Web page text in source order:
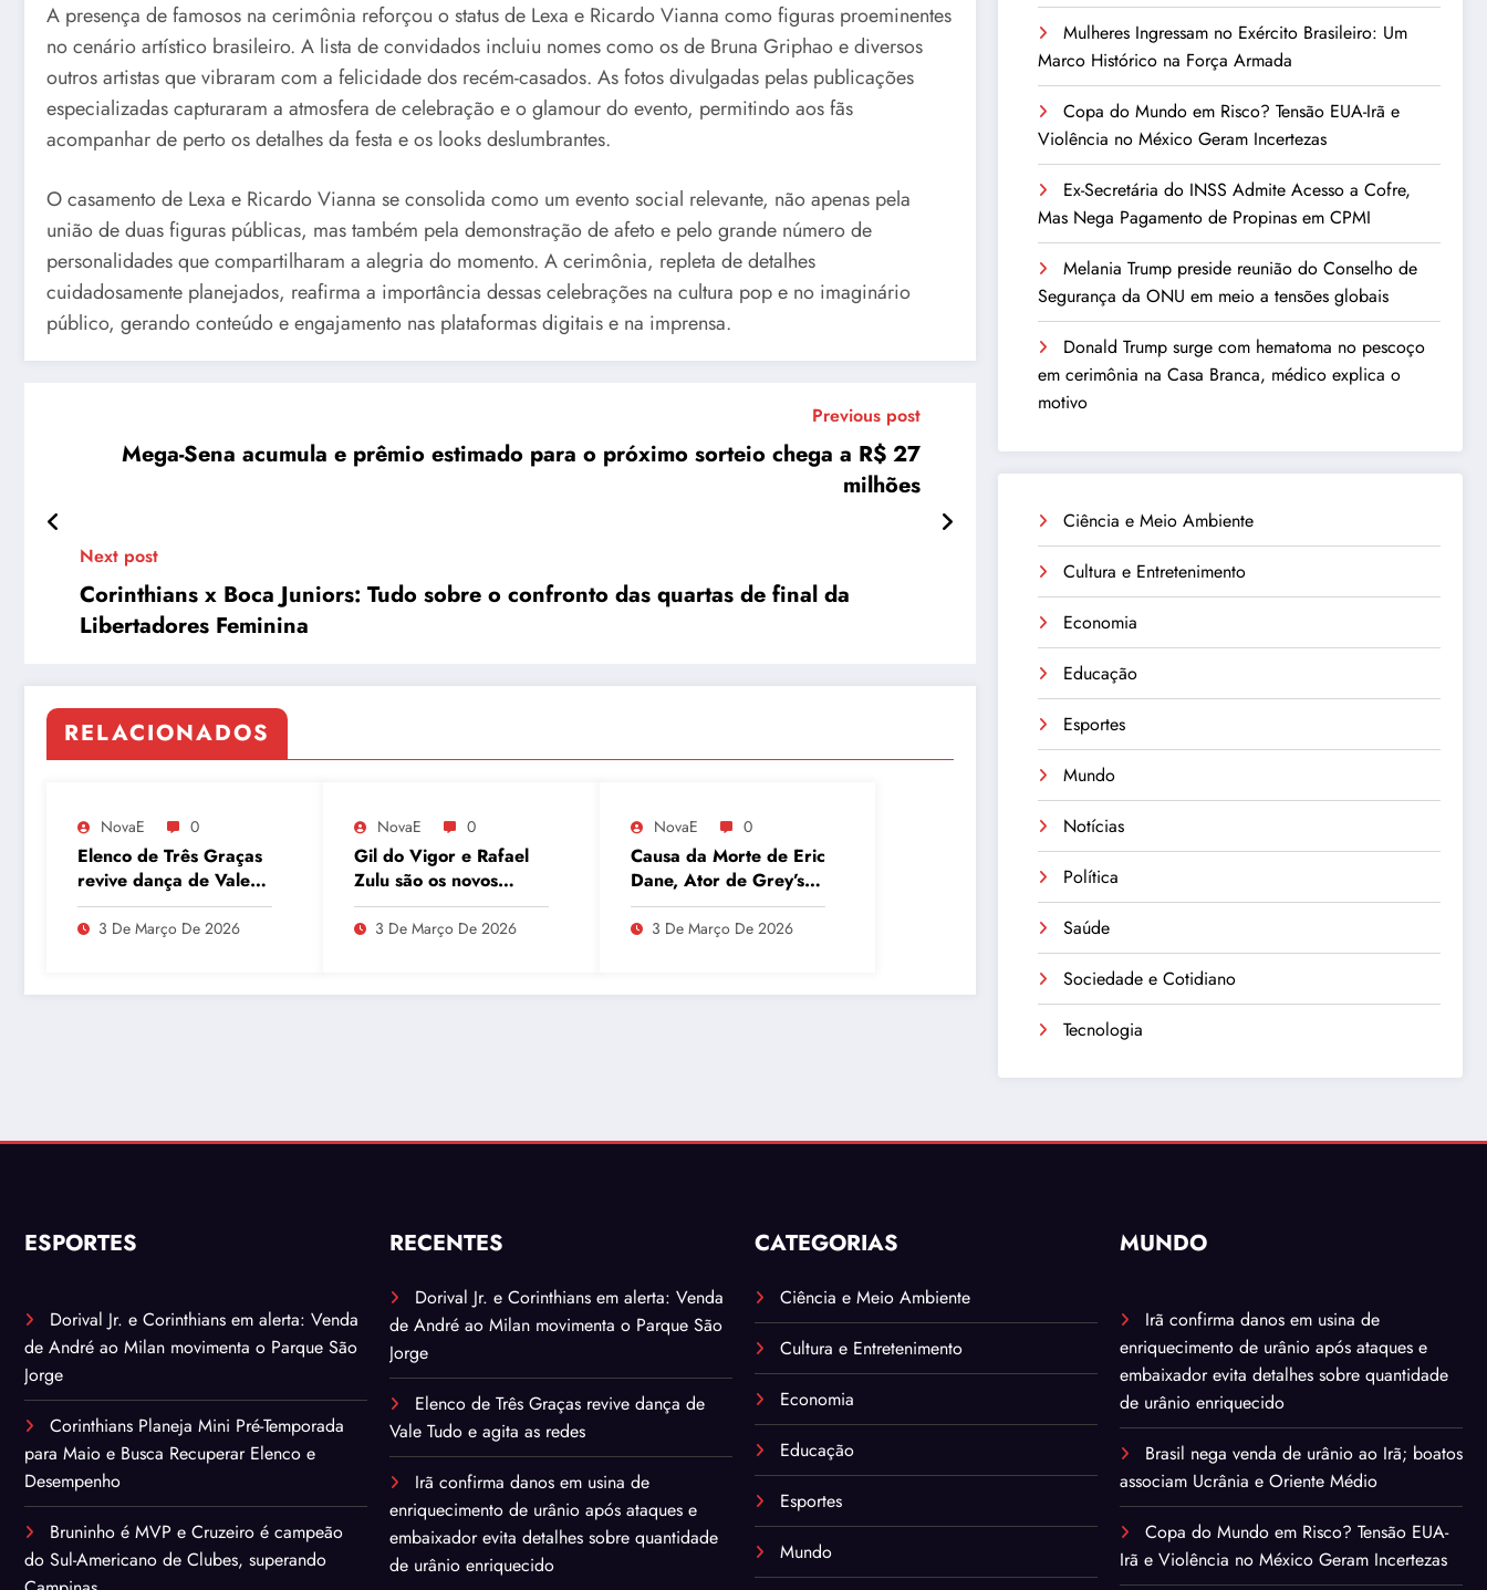
A presença de famosos na cerimônia reforçou o status de Lexa e Ricardo Vianna como figuras proeminentes
no cenário artístico brasileiro. A lista de convidados incluiu nomes como os de Bruna Griphao e diversos
outros artistas que vibraram com a felicidade dos recém-casados. As fotos divulgadas pelas publicações
especializadas capturaram a atmosfera de celebração e o glamour do evento, permitindo aos fãs
acompanhar de perto os detalhes da festa e os looks deslumbrantes.
O casamento de Lexa e Ricardo Vianna se consolida como um evento social relevante, não apenas pela
união de duas figuras públicas, mas também pela demonstração de afeto e pelo grande número de
personalidades que compartilharam a alegria do momento. A cerimônia, repleta de detalhes
cuidadosamente planejados, reafirma a importância dessas celebrações na cultura pop e no imaginário
público, gerando conteúdo e engajamento nas plataformas digitais e na imprensa.
Previous post
Mega-Sena acumula e prêmio estimado para o próximo sorteio chega a R$ 27
milhões
Next post
Corinthians x Boca Juniors: Tudo sobre o confronto das quartas de final da
Libertadores Feminina
RELACIONADOS
NovaE 0
Elenco de Três Graças
revive dança de Vale
Tudo e agita as redes
3 De Março De 2026
NovaE 0
Gil do Vigor e Rafael
Zulu são os novos
integrantes do Papo de
Segunda no GNT
3 De Março De 2026
NovaE 0
Causa da Morte de Eric
Dane, Ator de Grey’s
Anatomy, Revelada:
Esclerose Lateral
3 De Março De 2026
Mulheres Ingressam no Exército Brasileiro: Um
Marco Histórico na Força Armada
Copa do Mundo em Risco? Tensão EUA-Irã e
Violência no México Geram Incertezas
Ex-Secretária do INSS Admite Acesso a Cofre,
Mas Nega Pagamento de Propinas em CPMI
Melania Trump preside reunião do Conselho de
Segurança da ONU em meio a tensões globais
Donald Trump surge com hematoma no pescoço
em cerimônia na Casa Branca, médico explica o
motivo
Ciência e Meio Ambiente
Cultura e Entretenimento
Economia
Educação
Esportes
Mundo
Notícias
Política
Saúde
Sociedade e Cotidiano
Tecnologia
ESPORTES
Dorival Jr. e Corinthians em alerta: Venda
de André ao Milan movimenta o Parque São
Jorge
Corinthians Planeja Mini Pré-Temporada
para Maio e Busca Recuperar Elenco e
Desempenho
Bruninho é MVP e Cruzeiro é campeão
do Sul-Americano de Clubes, superando
RECENTES
Dorival Jr. e Corinthians em alerta: Venda
de André ao Milan movimenta o Parque São
Jorge
Elenco de Três Graças revive dança de
Vale Tudo e agita as redes
Irã confirma danos em usina de
enriquecimento de urânio após ataques e
embaixador evita detalhes sobre quantidade
de urânio enriquecido
CATEGORIAS
Ciência e Meio Ambiente
Cultura e Entretenimento
Economia
Educação
Esportes
Mundo
MUNDO
Irã confirma danos em usina de
enriquecimento de urânio após ataques e
embaixador evita detalhes sobre quantidade
de urânio enriquecido
Brasil nega venda de urânio ao Irã; boatos
associam Ucrânia e Oriente Médio
Copa do Mundo em Risco? Tensão EUA-
Irã e Violência no México Geram Incertezas